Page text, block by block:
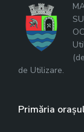
de Utilizare.
Primăria